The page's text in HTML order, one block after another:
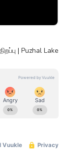
| Puzhal Lake